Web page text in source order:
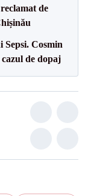
de
Cosmin
de dopaj